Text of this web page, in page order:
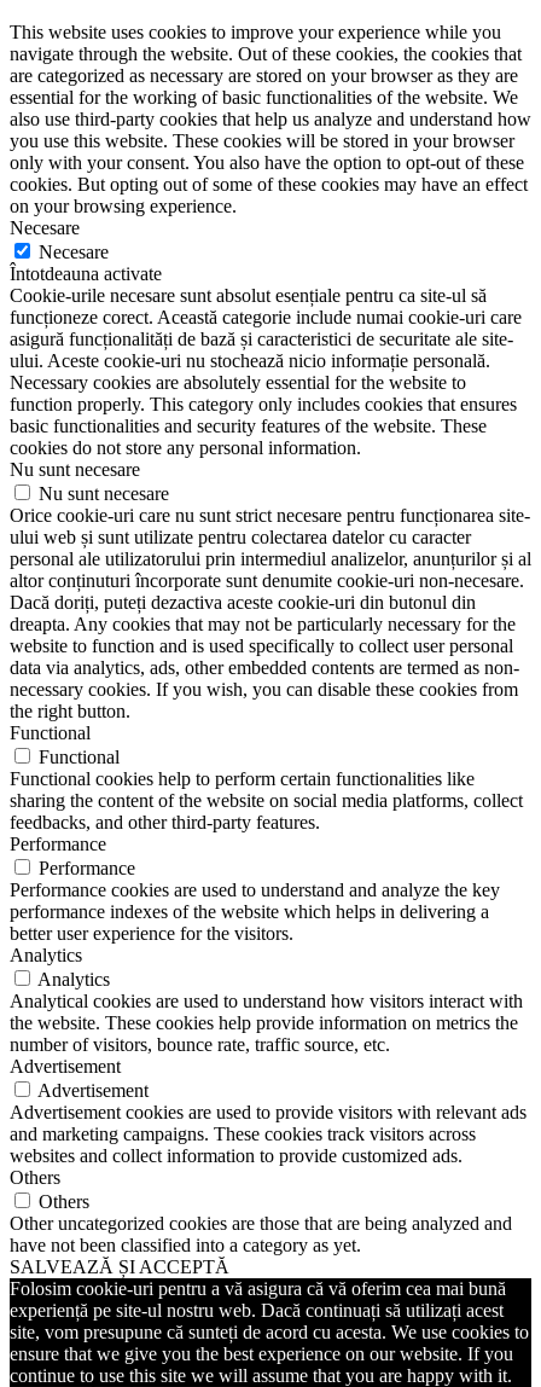
This website uses cookies to improve your experience while you
navigate through the website. Out of these cookies, the cookies that
are categorized as necessary are stored on your browser as they are
essential for the working of basic functionalities of the website. We
also use third-party cookies that help us analyze and understand how
you use this website. These cookies will be stored in your browser
only with your consent. You also have the option to opt-out of these
cookies. But opting out of some of these cookies may have an effect
on your browsing experience.
Necesare
Necesare
Întotdeauna activate
Cookie-urile necesare sunt absolut esențiale pentru ca site-ul să
funcționeze corect. Această categorie include numai cookie-uri care
asigură funcționalități de bază și caracteristici de securitate ale site-
ului. Aceste cookie-uri nu stochează nicio informație personală.
Necessary cookies are absolutely essential for the website to
function properly. This category only includes cookies that ensures
basic functionalities and security features of the website. These
cookies do not store any personal information.
Nu sunt necesare
Nu sunt necesare
Orice cookie-uri care nu sunt strict necesare pentru funcționarea site-
ului web și sunt utilizate pentru colectarea datelor cu caracter
personal ale utilizatorului prin intermediul analizelor, anunțurilor și al
altor conținuturi încorporate sunt denumite cookie-uri non-necesare.
Dacă doriți, puteți dezactiva aceste cookie-uri din butonul din
dreapta. Any cookies that may not be particularly necessary for the
website to function and is used specifically to collect user personal
data via analytics, ads, other embedded contents are termed as non-
necessary cookies. If you wish, you can disable these cookies from
the right button.
Functional
Functional
Functional cookies help to perform certain functionalities like
sharing the content of the website on social media platforms, collect
feedbacks, and other third-party features.
Performance
Performance
Performance cookies are used to understand and analyze the key
performance indexes of the website which helps in delivering a
better user experience for the visitors.
Analytics
Analytics
Analytical cookies are used to understand how visitors interact with
the website. These cookies help provide information on metrics the
number of visitors, bounce rate, traffic source, etc.
Advertisement
Advertisement
Advertisement cookies are used to provide visitors with relevant ads
and marketing campaigns. These cookies track visitors across
websites and collect information to provide customized ads.
Others
Others
Other uncategorized cookies are those that are being analyzed and
have not been classified into a category as yet.
SALVEAZĂ ȘI ACCEPTĂ
Folosim cookie-uri pentru a vă asigura că vă oferim cea mai bună
experiență pe site-ul nostru web. Dacă continuați să utilizați acest
site, vom presupune că sunteți de acord cu acesta. We use cookies to
ensure that we give you the best experience on our website. If you
continue to use this site we will assume that you are happy with it.